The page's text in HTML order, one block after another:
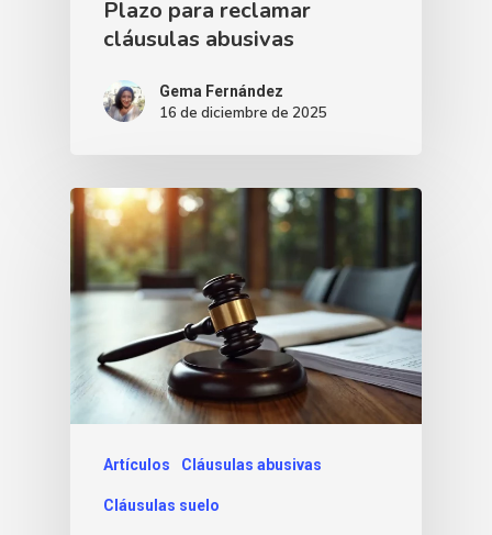
Plazo para reclamar
cláusulas abusivas
Gema Fernández
16 de diciembre de 2025
Artículos Cláusulas abusivas
Cláusulas suelo